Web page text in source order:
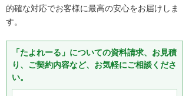
的確な対応でお客様に最高の安心をお届けしま
す。
「たよれーる」についての資料請求、お見積
り、ご契約内容など、お気軽にご相談くださ
い。